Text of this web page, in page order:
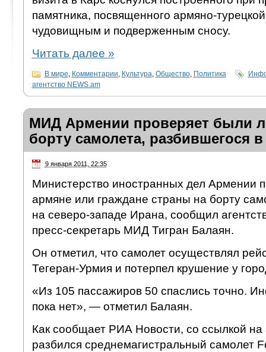
памятника, посвященного армяно-
чудовищным и подверженным сносу.
Читать далее »
В мире Комментарии Культура Общество, Политика
агентство NEWS.am
МИД Армении проверяет были
борту самолета, разбившегося
9 января 2011, 22:35
Министерство иностранных дел Армении
армяне или граждане страны на борту
на северо-западе Ирана, сообщил
пресс-секретарь МИД Тигран Балаян.
Он отметил, что самолет осуществлял
Тегеран-Урмия и потерпел крушение у
«Из 105 пассажиров 50 спаслись точно.
пока нет», — отметил Балаян.
Как сообщает РИА Новости, со ссылкой на
разбился среднемагистральный самолет